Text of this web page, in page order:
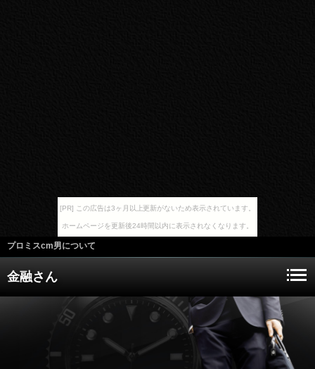
[PR] この広告は3ヶ月以上更新がないため表示されています。
ホームページを更新後24時間以内に表示されなくなります。
プロミスcm男について
金融さん